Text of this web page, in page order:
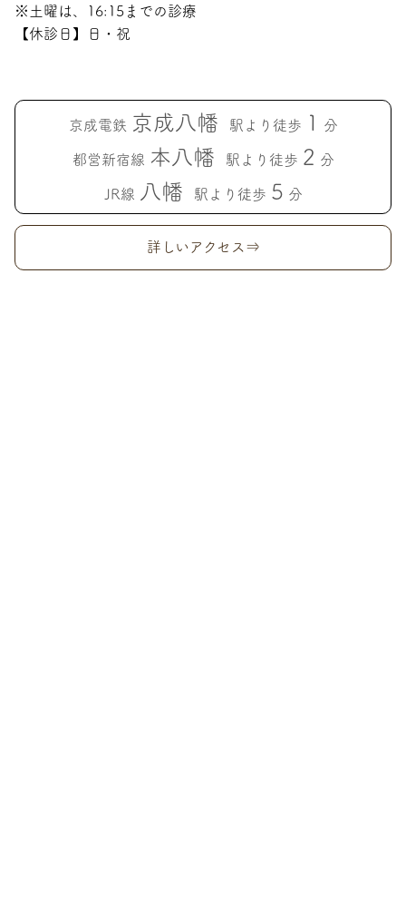
※土曜は、16:15までの診療
【休診日】日・祝
京成電鉄 京成八幡 駅より徒歩 1 分
都営新宿線 本八幡 駅より徒歩 2 分
JR線 八幡 駅より徒歩 5 分
詳しいアクセス⇒